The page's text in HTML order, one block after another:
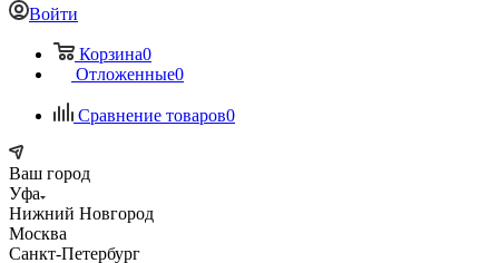
Войти
Корзина0
Отложенные0
Сравнение товаров0
Ваш город
Уфа
Нижний Новгород
Москва
Санкт-Петербург